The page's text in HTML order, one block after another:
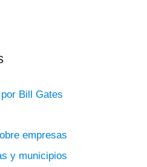
Bill Gates
empresas
y municipios